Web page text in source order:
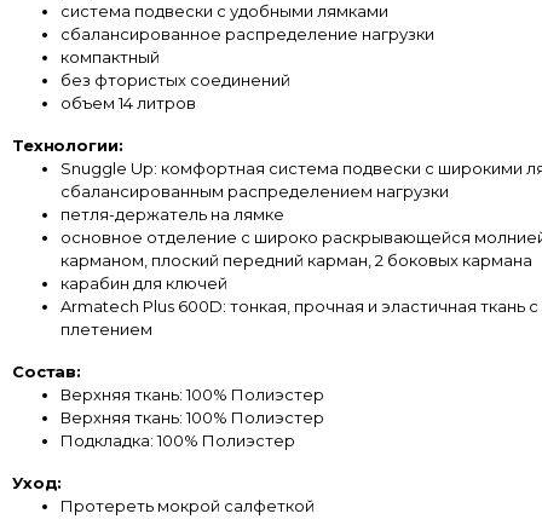
система подвески с удобными лямками
сбалансированное распределение нагрузки
компактный
без фтористых соединений
объем 14 литров
Технологии:
Snuggle Up: комфортная система подвески с широкими
сбалансированным распределением нагрузки
петля-держатель на лямке
основное отделение с широко раскрывающейся
карманом, плоский передний карман, 2 боковых кармана
карабин для ключей
Armatech Plus 600D: тонкая, прочная и эластичная ткань
плетением
Состав:
Верхняя ткань: 100% Полиэстер
Верхняя ткань: 100% Полиэстер
Подкладка: 100% Полиэстер
Уход:
Протереть мокрой салфеткой